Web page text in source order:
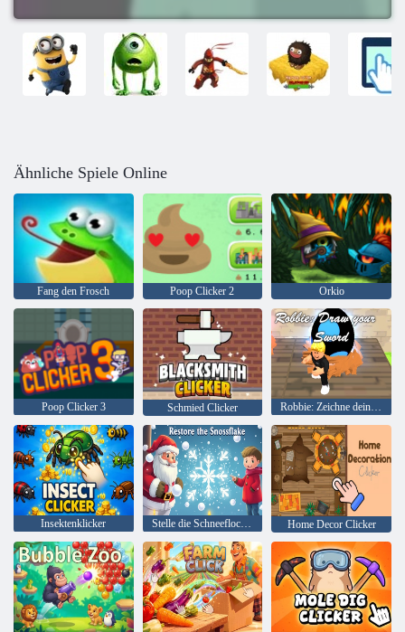
Ähnliche Spiele Online
Fang den Frosch Poop Clicker 2 Orkio
Poop Clicker 3 Schmied Clicker Robbie: Zeichne dein Schwert
Insektenklicker Stelle die Schneeflocke wieder her Home Decor Clicker